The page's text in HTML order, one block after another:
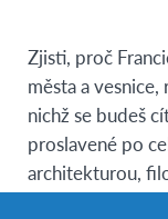
Zjisti, proč
města a
nichž se budeš
proslavené po
architekturou,
nádhernou